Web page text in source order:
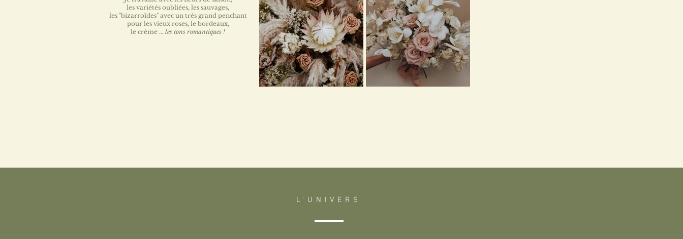
les variétés oubliées, les sauvages,
les "bizarroïdes" avec un très grand penchant
pour les vieux roses, le bordeaux,
le crème ... les tons romantiques !
L'UNIVERS